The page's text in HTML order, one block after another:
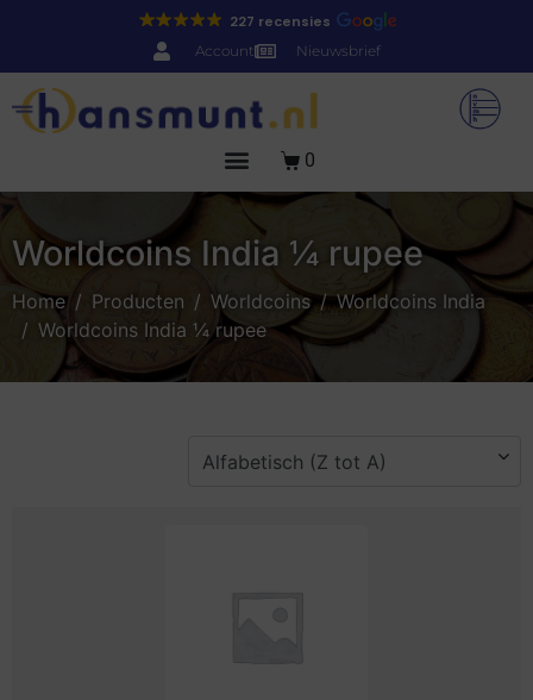
227 recensies
Account Nieuwsbrief
0
Worldcoins India ¼ rupee
Home Producten Worldcoins
Worldcoins India
Worldcoins India ¼ rupee